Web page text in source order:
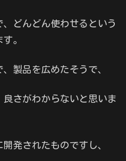
どんどん使わせるという
。
製品を広めたそうで、
さがわからないと思いま
発されたものですし、